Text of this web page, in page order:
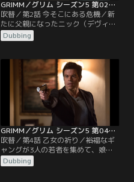
GRIMM／グリム シーズン5 第02話／吹替
吹替／第2話 今そこにある危機／新
たに父親になったニック（デヴィッ
ド・ジュントーリ）は、息子とアダ
リンド（クレア・コフィー）を守る
る。モンロー（サイラス・ウェイ
ア・ミッチェル）とロザリー（ブリ
ー・ターナー）はニックの子供の受
け入れ準備を手伝う。一方レナード
警部（サッシャ・ロイズ）はハンク
（ラッセル・ホーンズビー）を…。
Dubbing
GRIMM／グリム シーズン5 第04話／吹替
吹替／第4話 乙女の祈り／裕福なギ
ャングが3人の若者を集めて、娘エ
ミリー（ゲスト出演、マデリーン・
ジーマ）との結婚と自分の財産を報
Dubbing